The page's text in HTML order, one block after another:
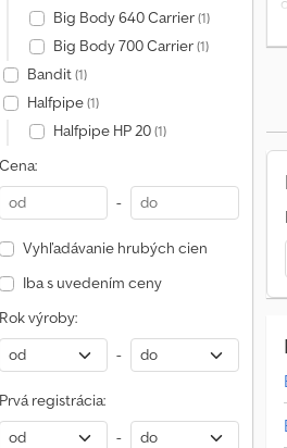
Big Body 640 Carrier(1)
Big Body 700 Carrier(1)
Bandit(1)
Halfpipe(1)
Halfpipe HP 20(1)
Cena:
-
Vyhľadávanie hrubých cien
Iba s uvedením ceny
Rok výroby:
-
Prvá registrácia:
-